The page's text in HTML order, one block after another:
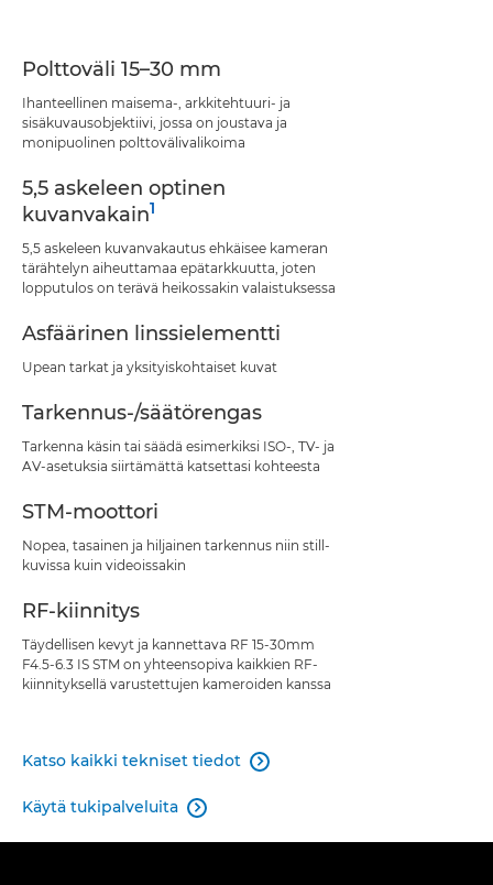
Polttoväli 15–30 mm
Ihanteellinen maisema-, arkkitehtuuri- ja
sisäkuvausobjektiivi, jossa on joustava ja
monipuolinen polttovälivalikoima
5,5 askeleen optinen
kuvanvakain1
5,5 askeleen kuvanvakautus ehkäisee kameran
tärähtelyn aiheuttamaa epätarkkuutta, joten
lopputulos on terävä heikossakin valaistuksessa
Asfäärinen linssielementti
Upean tarkat ja yksityiskohtaiset kuvat
Tarkennus-/säätörengas
Tarkenna käsin tai säädä esimerkiksi ISO-, TV- ja
AV-asetuksia siirtämättä katsettasi kohteesta
STM-moottori
Nopea, tasainen ja hiljainen tarkennus niin still-
kuvissa kuin videoissakin
RF-kiinnitys
Täydellisen kevyt ja kannettava RF 15-30mm
F4.5-6.3 IS STM on yhteensopiva kaikkien RF-
kiinnityksellä varustettujen kameroiden kanssa
Katso kaikki tekniset tiedot 
Käytä tukipalveluita 